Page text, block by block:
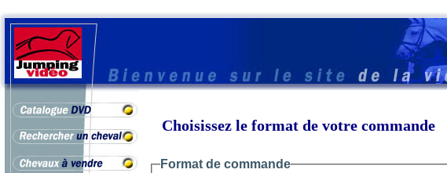
Choisissez le format de votre commande
Format de commande